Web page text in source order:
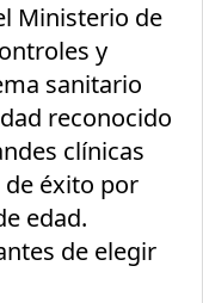
Ministerio de
y
sanitario
reconocido
clínicas
de éxito por
edad.
de elegir